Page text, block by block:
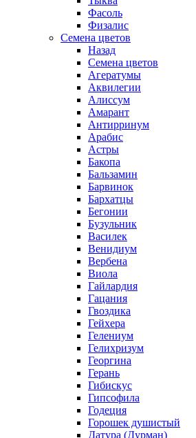
Фасоль
Физалис
Семена цветов
Назад
Семена цветов
Агератумы
Аквилегии
Алиссум
Амарант
Антирринум
Арабис
Астры
Бакопа
Бальзамин
Барвинок
Бархатцы
Бегонии
Бузульник
Василек
Венидиум
Вербена
Виола
Гайлардия
Гацания
Гвоздика
Гейхера
Гелениум
Гелихризум
Георгина
Герань
Гибискус
Гипсофила
Годеция
Горошек душистый
Датура (Дурман)